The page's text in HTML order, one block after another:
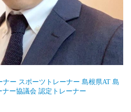
ナー スポーツトレーナー 島根県AT 島
ナー協議会 認定トレーナー